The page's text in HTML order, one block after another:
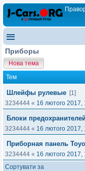
Приборы
Нова тема
Тем
Шлейфы рулевые [1]
3234444 « 16 лютого 2017,
Блоки предохранителей
3234444 « 16 лютого 2017,
Приборная панель
3234444 « 16 лютого 2017,
Сортувати за